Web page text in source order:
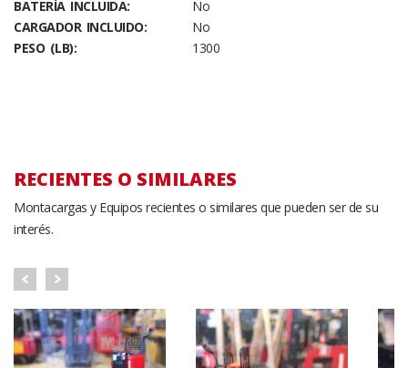
BATERÍA INCLUIDA:
No
CARGADOR INCLUIDO:
No
PESO (LB):
1300
RECIENTES O SIMILARES
Montacargas y Equipos recientes o similares que pueden ser de su
interés.